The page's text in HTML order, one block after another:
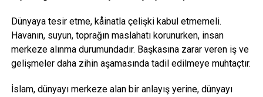
Dünyaya tesir etme, kåinatla çelişki kabul etmemeli.
Havanın, suyun, toprağın maslahatı korunurken, insan
merkeze alınma durumundadır. Başkasına zarar veren iş ve
gelişmeler daha zihin aşamasında tadil edilmeye muhtaçtır.
İslam, dünyayı merkeze alan bir anlayış yerine, dünyayı